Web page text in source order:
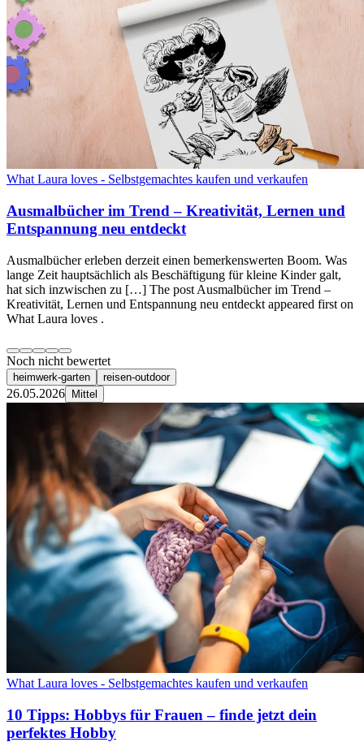
What Laura loves - Selbstgemachtes kaufen und verkaufen
Ausmalbücher im Trend – Kreativität, Lernen und
Entspannung neu entdeckt
Ausmalbücher erleben derzeit einen bemerkenswerten Boom. Was
lange Zeit hauptsächlich als Beschäftigung für kleine Kinder galt,
hat sich inzwischen zu […] The post Ausmalbücher im Trend –
Kreativität, Lernen und Entspannung neu entdeckt appeared first on
What Laura loves .
Noch nicht bewertet
heimwerk-garten reisen-outdoor
26.05.2026 Mittel
What Laura loves - Selbstgemachtes kaufen und verkaufen
10 Tipps: Hobbys für Frauen – finde jetzt dein
perfektes Hobby